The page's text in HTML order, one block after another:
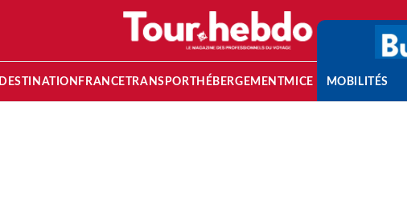
DESTINATION FRANCETRANSPORT HÉBERGEMENTMICE MOBILITÉS